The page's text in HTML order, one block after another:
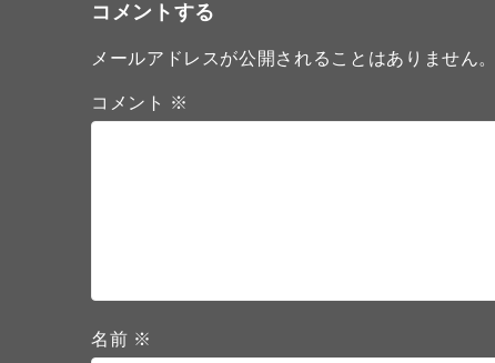
コメントする
メールアドレスが公開されることはありません。
コメント ※
名前 ※